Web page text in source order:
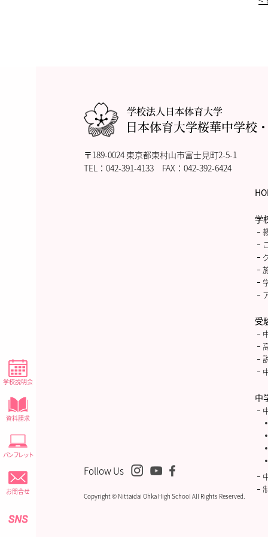
学校説明会
資料請求
パンフレット
お問合せ
学校法人日本体育大学
日本体育大学桜華中学校
〒189-0024 東京都東村山市富士見町2-5-1
TEL： 042-391-4133 FAX：042-392-6424
学
受
中
Follow Us
Copyright © Nittaidai Ohka High School All Rights Reserved.